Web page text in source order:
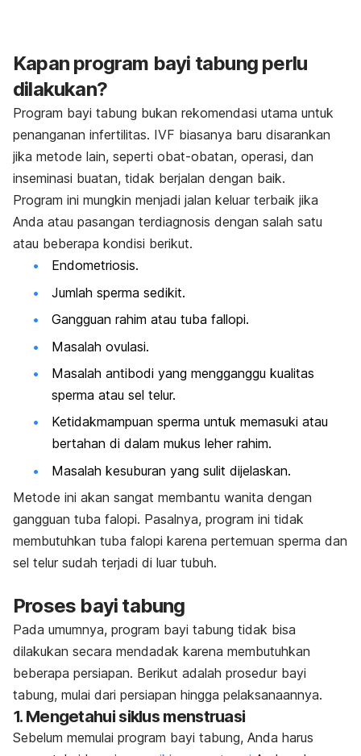
Kapan program bayi tabung perlu
dilakukan?
Program bayi tabung bukan rekomendasi utama untuk
penanganan infertilitas. IVF biasanya baru disarankan
jika metode lain, seperti obat-obatan, operasi, dan
inseminasi buatan, tidak berjalan dengan baik.
Program ini mungkin menjadi jalan keluar terbaik jika
Anda atau pasangan terdiagnosis dengan salah satu
atau beberapa kondisi berikut.
Endometriosis.
Jumlah sperma sedikit.
Gangguan rahim atau tuba fallopi.
Masalah ovulasi.
Masalah antibodi yang mengganggu kualitas
sperma atau sel telur.
Ketidakmampuan sperma untuk memasuki atau
bertahan di dalam mukus leher rahim.
Masalah kesuburan yang sulit dijelaskan.
Metode ini akan sangat membantu wanita dengan
gangguan tuba falopi. Pasalnya, program ini tidak
membutuhkan tuba falopi karena pertemuan sperma dan
sel telur sudah terjadi di luar tubuh.
Proses bayi tabung
Pada umumnya, program bayi tabung tidak bisa
dilakukan secara mendadak karena membutuhkan
beberapa persiapan. Berikut adalah prosedur bayi
tabung, mulai dari persiapan hingga pelaksanaannya.
1. Mengetahui siklus menstruasi
Sebelum memulai program bayi tabung, Anda harus